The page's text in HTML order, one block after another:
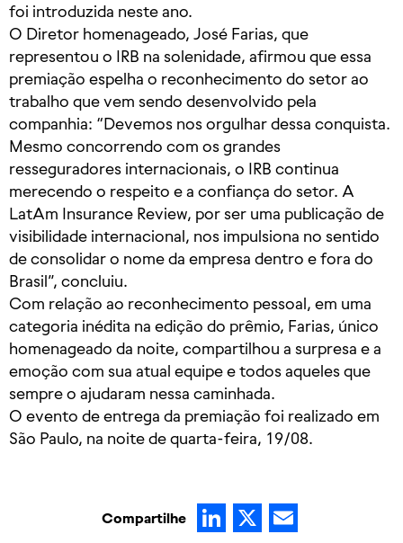
foi introduzida neste ano.
O Diretor homenageado, José Farias, que
representou o IRB na solenidade, afirmou que essa
premiação espelha o reconhecimento do setor ao
trabalho que vem sendo desenvolvido pela
companhia: “Devemos nos orgulhar dessa conquista.
Mesmo concorrendo com os grandes
resseguradores internacionais, o IRB continua
merecendo o respeito e a confiança do setor. A
LatAm Insurance Review, por ser uma publicação de
visibilidade internacional, nos impulsiona no sentido
de consolidar o nome da empresa dentro e fora do
Brasil”, concluiu.
Com relação ao reconhecimento pessoal, em uma
categoria inédita na edição do prêmio, Farias, único
homenageado da noite, compartilhou a surpresa e a
emoção com sua atual equipe e todos aqueles que
sempre o ajudaram nessa caminhada.
O evento de entrega da premiação foi realizado em
São Paulo, na noite de quarta-feira, 19/08.
Compartilhe LinkedIn
X